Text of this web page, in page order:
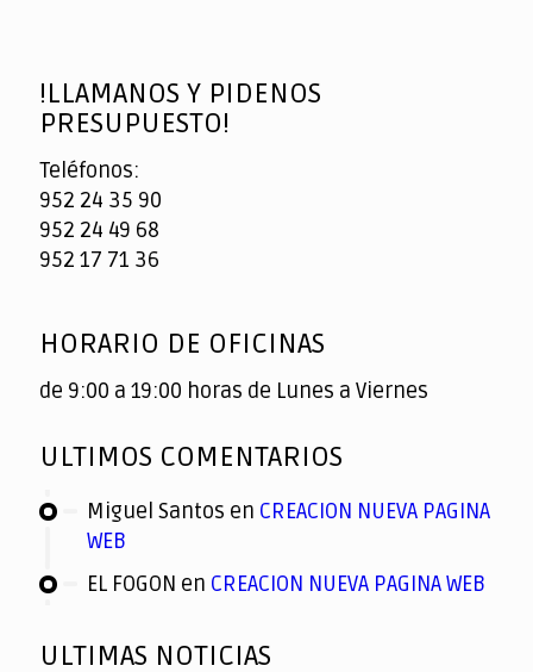
!LLAMANOS Y PIDENOS
PRESUPUESTO!
Teléfonos:
952 24 35 90
952 24 49 68
952 17 71 36
HORARIO DE OFICINAS
de 9:00 a 19:00 horas de Lunes a Viernes
ULTIMOS COMENTARIOS
Miguel Santos en CREACION NUEVA PAGINA
WEB
EL FOGON en CREACION NUEVA PAGINA WEB
ULTIMAS NOTICIAS